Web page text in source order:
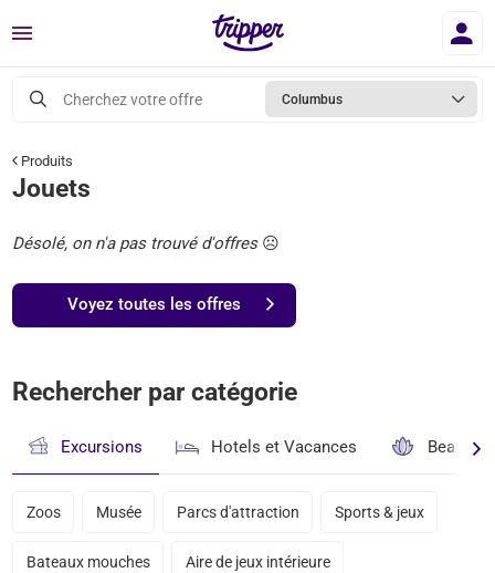
Menu
Cherchez votre offre Columbus
Produits
Jouets
Désolé, on n'a pas trouvé d'offres☹️
Voyez toutes les offres
Rechercher par catégorie
Excursions Hotels et Vacances Beauté
Zoos Musée Parcs d'attraction Sports & jeux
Bateaux mouches Aire de jeux intérieure